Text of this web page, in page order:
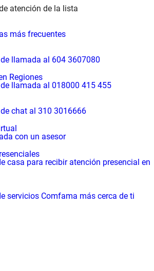
atención de la lista
más frecuentes
llamada al 604 3607080
Regiones
llamada al 018000 415 455
chat al 310 3016666
con un asesor
casa para recibir atención presencial en
servicios Comfama más cerca de ti